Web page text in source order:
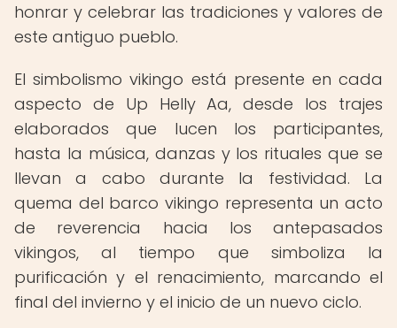
honrar y celebrar las tradiciones y valores de
este antiguo pueblo.
El simbolismo vikingo está presente en cada
aspecto de Up Helly Aa, desde los trajes
elaborados que lucen los participantes,
hasta la música, danzas y los rituales que se
llevan a cabo durante la festividad. La
quema del barco vikingo representa un acto
de reverencia hacia los antepasados
vikingos, al tiempo que simboliza la
purificación y el renacimiento, marcando el
final del invierno y el inicio de un nuevo ciclo.